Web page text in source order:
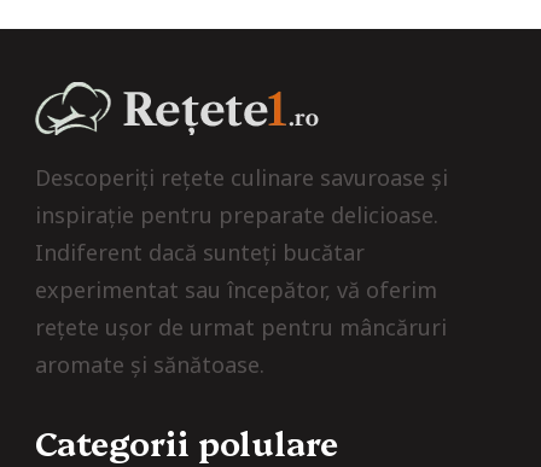
Descoperiți rețete culinare savuroase și
inspirație pentru preparate delicioase.
Indiferent dacă sunteți bucătar
experimentat sau începător, vă oferim
rețete ușor de urmat pentru mâncăruri
aromate și sănătoase.
Categorii polulare